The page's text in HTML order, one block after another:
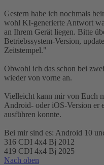
Gestern habe ich nochmals
wohl KI-generierte Antwort
an Ihrem Gerät liegen. Bitte
Betriebssystem-Version,
Zeitstempel."
Obwohl ich das schon bei
wieder von vorne an.
Vielleicht kann mir von Euch
Android- oder iOS-Version er
ausführen konnte.
Bei mir sind es: Android 10
316 CDI 4x4 Bj 2012
419 CDI 4x4 Bj 2025
Nach oben